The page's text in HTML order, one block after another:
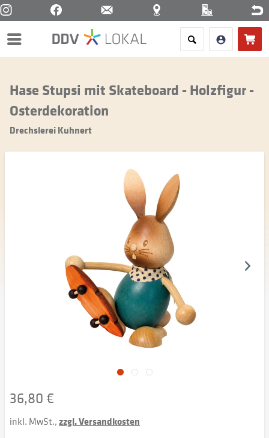
Menü
Hase Stupsi mit Skateboard - Holzfigur -
Osterdekoration
Drechslerei Kuhnert
36,80 €
inkl. MwSt.,zzgl. Versandkosten